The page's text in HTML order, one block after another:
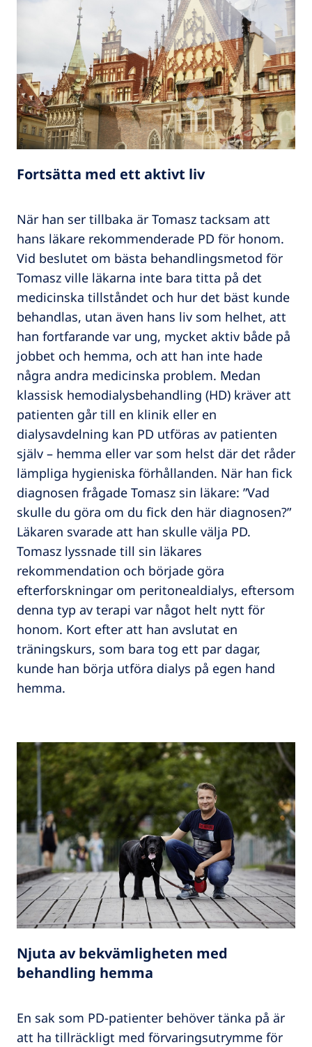
Fortsätta med ett aktivt liv
När han ser tillbaka är Tomasz tacksam att
hans läkare rekommenderade PD för honom.
Vid beslutet om bästa behandlingsmetod för
Tomasz ville läkarna inte bara titta på det
medicinska tillståndet och hur det bäst kunde
behandlas, utan även hans liv som helhet, att
han fortfarande var ung, mycket aktiv både på
jobbet och hemma, och att han inte hade
några andra medicinska problem. Medan
klassisk hemodialysbehandling (HD) kräver att
patienten går till en klinik eller en
dialysavdelning kan PD utföras av patienten
själv – hemma eller var som helst där det råder
lämpliga hygieniska förhållanden. När han fick
diagnosen frågade Tomasz sin läkare: ”Vad
skulle du göra om du fick den här diagnosen?”
Läkaren svarade att han skulle välja PD.
Tomasz lyssnade till sin läkares
rekommendation och började göra
efterforskningar om peritonealdialys, eftersom
denna typ av terapi var något helt nytt för
honom. Kort efter att han avslutat en
träningskurs, som bara tog ett par dagar,
kunde han börja utföra dialys på egen hand
hemma.
Njuta av bekvämligheten med
behandling hemma
En sak som PD-patienter behöver tänka på är
att ha tillräckligt med förvaringsutrymme för